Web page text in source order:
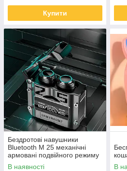
Купити
Бездротові навушники
Bluetooth M 25 механічні
армовані подвійного режиму
ігрові
В наявності
В